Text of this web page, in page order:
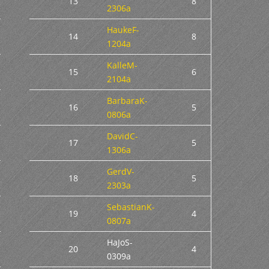
2306a
14
HaukeF-
1204a
8
15
KalleM-
2104a
6
16
BarbaraK-
0806a
5
17
DavidC-
1306a
5
18
GerdV-
2303a
5
19
SebastianK-
0807a
4
20
HaJoS-
0309a
4